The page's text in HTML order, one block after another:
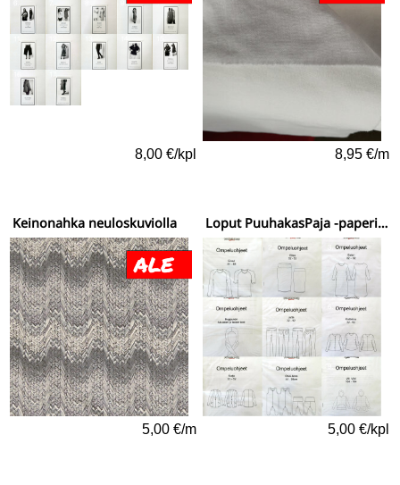
8,00 €/kpl 8,95 €/m
Keinonahka neuloskuviolla
5,00 €/m
Loput PuuhakasPaja -paperikaavat
5,00 €/kpl